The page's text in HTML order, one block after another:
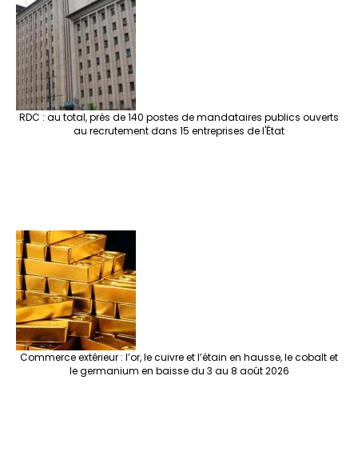
RDC : au total, près de 140 postes de mandataires publics ouverts
au recrutement dans 15 entreprises de l'État
Commerce extérieur : l’or, le cuivre et l’étain en hausse, le cobalt et
le germanium en baisse du 3 au 8 août 2026